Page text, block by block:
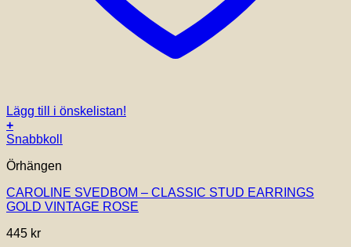
Lägg till i önskelistan!
+
Snabbkoll
Örhängen
CAROLINE SVEDBOM – CLASSIC STUD EARRINGS
GOLD VINTAGE ROSE
445 kr